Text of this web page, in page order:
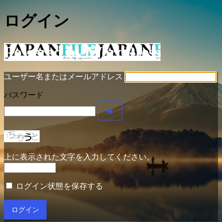
ログイン
Powered by WordPress
ユーザー名またはメールアドレス
パスワード
上に表示された文字を入力してください。
ログイン状態を保存する